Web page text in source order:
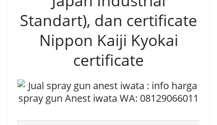
Standart), dan certificate
Nippon Kaiji Kyokai
certificate